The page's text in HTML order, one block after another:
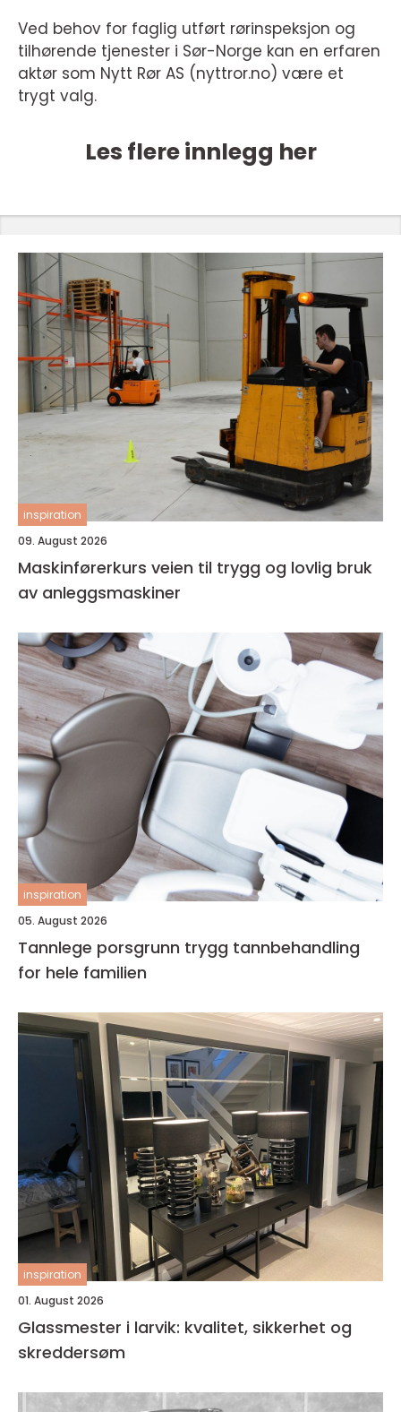
Ved behov for faglig utført rørinspeksjon og
tilhørende tjenester i Sør-Norge kan en erfaren
aktør som Nytt Rør AS (nyttror.no) være et
trygt valg.
Les flere innlegg her
inspiration
09. August 2026
Maskinførerkurs veien til trygg og lovlig bruk
av anleggsmaskiner
inspiration
05. August 2026
Tannlege porsgrunn trygg tannbehandling
for hele familien
inspiration
01. August 2026
Glassmester i larvik: kvalitet, sikkerhet og
skreddersøm